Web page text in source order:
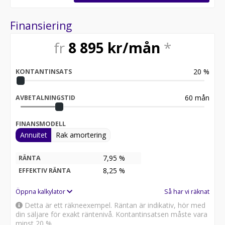
hemsida för mer information om våra tjänster
fler recensioner på RECO.se
https://www.reco.se/sthlm-bil-skarholmen
Besökstider i butik:
ALL CARS ARE AVAILABLE FOR EXPORT
Finansiering
fr 8 895 kr/mån *
KONTANTINSATS 20 %
AVBETALNINGSTID 60 mån
FINANSMODELL
Annuitet Rak amortering
RÄNTA 7,95 %
EFFEKTIV RÄNTA 8,25 %
Öppna kalkylator Så har vi räknat
Detta är ett räkneexempel. Räntan är indikativ, hör med
din säljare för exakt räntenivå. Kontantinsatsen måste vara
minst 20 %.